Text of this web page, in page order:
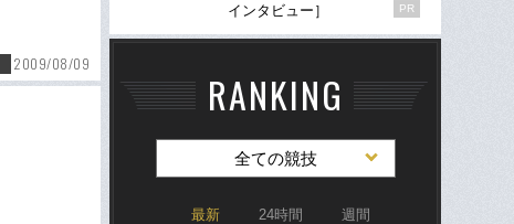
2009/08/09
インタビュー］
PR
RANKING
全ての競技
最新 24時間 週間